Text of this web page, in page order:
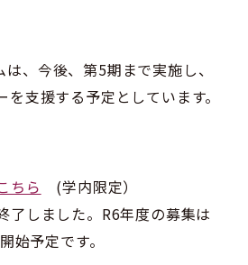
、今後、第5期まで実施し、
支援する予定としています。
ちら
(学内限定）
了しました。R6年度の募集は
始予定です。